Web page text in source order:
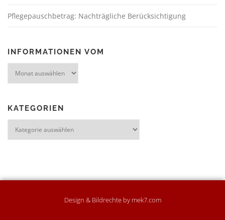
Pflegepauschbetrag: Nachträgliche Berücksichtigung
INFORMATIONEN VOM
KATEGORIEN
Design & Bildrechte by mek7.com